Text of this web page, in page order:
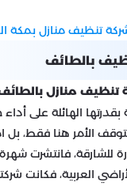
تنظيف منازل بمكة
بالطائف
تنظيف منازل
بقدرتها الهائلة على
يتوقف الأمر هنا فقط، بل
للشارقة، فانتشرت
العربية، فكانت